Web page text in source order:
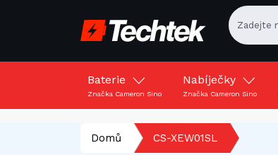
Baterie
Značka Cameron Sino
Nabíječky
Značka Cameron Sino
Domů CS-XEW01SL